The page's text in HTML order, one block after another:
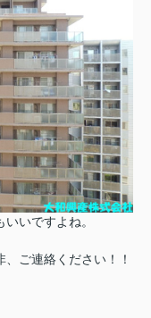
いですよね。
ご連絡ください！！